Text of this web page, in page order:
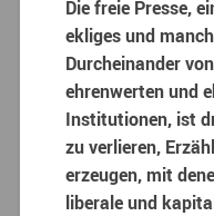
Die freie Presse,
ekliges und
Durcheinander
ehrenwerten und
Institutionen, ist
zu verlieren,
erzeugen, mit
liberale und